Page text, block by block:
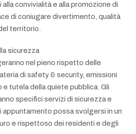
convivialità e alla promozione di
di coniugare divertimento, qualità
territorio.
sicurezza
nel pieno rispetto delle
di safety & security, emissioni
tutela della quiete pubblica. Gli
specifici servizi di sicurezza e
appuntamento possa svolgersi in un
e rispettoso dei residenti e degli